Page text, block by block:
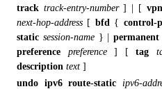
track track-entry-number] [
next-hop-address [ bfd { control-
static session-name} permanent
preference
preference ] [ tag
description text ]
undo ipv6 route-static
ipv6-